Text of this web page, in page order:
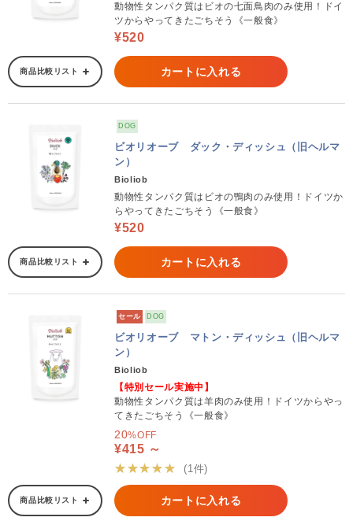
動物性タンパク質はビオの七面鳥肉のみ使用！ドイ
ツからやってきたごちそう《一般食》
¥520
商品比較リスト カートに入れる
DOG
ビオリオーブ ダック・ディッシュ（旧ヘルマ
ン）
Bioliob
動物性タンパク質はビオの鴨肉のみ使用！ドイツか
らやってきたごちそう《一般食》
¥520
商品比較リスト カートに入れる
セール DOG
ビオリオーブ マトン・ディッシュ（旧ヘルマ
ン）
Bioliob
【特別セール実施中】
動物性タンパク質は羊肉のみ使用！ドイツからやっ
てきたごちそう《一般食》
20%OFF
¥415 ～
★★★★★
(1件)
商品比較リスト カートに入れる